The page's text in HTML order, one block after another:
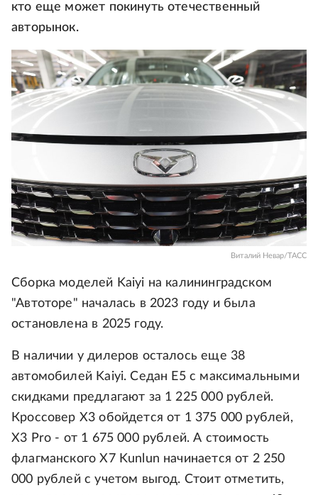
кто еще может покинуть отечественный
авторынок.
Виталий Невар/ТАСС
Сборка моделей Kaiyi на калининградском
"Автоторе" началась в 2023 году и была
остановлена в 2025 году.
В наличии у дилеров осталось еще 38
автомобилей Kaiyi. Седан E5 с максимальными
скидками предлагают за 1 225 000 рублей.
Кроссовер X3 обойдется от 1 375 000 рублей,
X3 Pro - от 1 675 000 рублей. А стоимость
флагманского X7 Kunlun начинается от 2 250
000 рублей с учетом выгод. Стоит отметить,